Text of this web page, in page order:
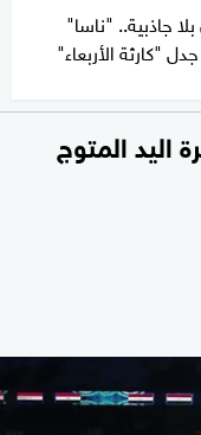
بلا جاذبية.. "ناسا"
"كارثة الأربعاء"
المتوج